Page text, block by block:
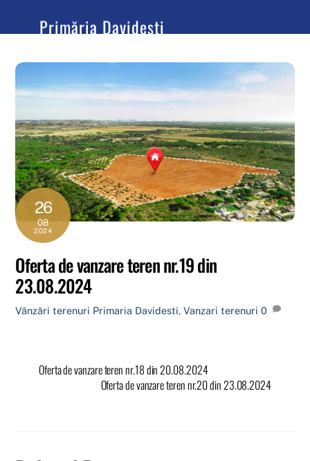
Primăria Davidești
26
08
2024
Oferta de vanzare teren nr.19 din
23.08.2024
Vânzări terenuri Primaria Davidesti,Vanzari terenuri 0
Oferta de vanzare teren nr.18 din 20.08.2024
Oferta de vanzare teren nr.20 din 23.08.2024